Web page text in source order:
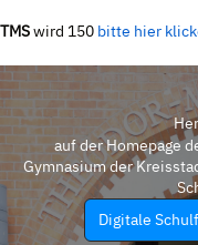
TMSwird 150 bitte hier
auf der Homepage
Gymnasium der
Digitale